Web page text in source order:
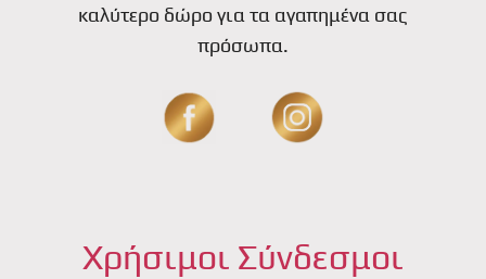
καλύτερο δώρο για τα αγαπημένα σας
πρόσωπα.
Χρήσιμοι Σύνδεσμοι